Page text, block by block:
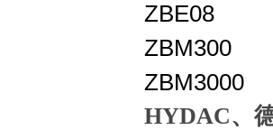
ZBE08
ZBM300
ZBM3000
HYDAC、